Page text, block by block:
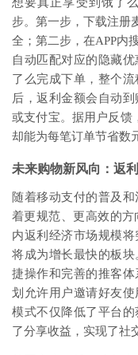
步。第一步，下载注册
全；第二步，在APP内
自动匹配对应的隐藏
了么完成下单，整个
后，返利金额会自动
或支付宝。据用户反馈
却能为每笔订单节省数
未来购物新风向：返
随着移动支付的普及
着更规范、更高效的方
内返利经济市场规模
将成为增长最快的板
捷操作和完善的推客
划允许用户邀请好友
模式不仅降低了平台
了分享收益，实现了社